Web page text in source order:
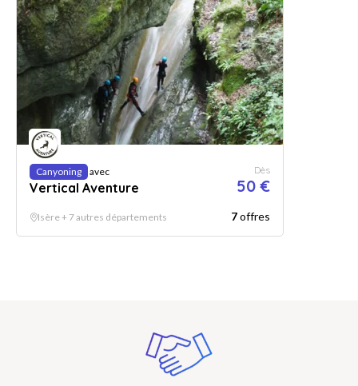
Canyoning avec
Vertical Aventure
Dès
50 €
Isère + 7 autres départements 7offres